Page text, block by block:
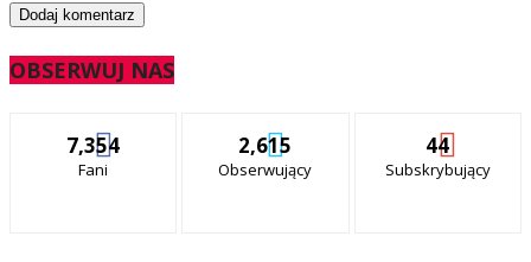
OBSERWUJ NAS
7,354
Fani
2,615
Obserwujący
44
Subskrybujący